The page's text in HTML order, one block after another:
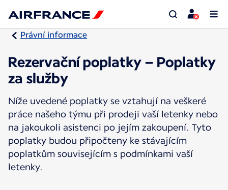
Právní informace
Rezervační poplatky – Poplatky
za služby
Níže uvedené poplatky se vztahují na veškeré
práce našeho týmu při prodeji vaší letenky nebo
na jakoukoli asistenci po jejím zakoupení. Tyto
poplatky budou připočteny ke stávajícím
poplatkům souvisejícím s podmínkami vaší
letenky.